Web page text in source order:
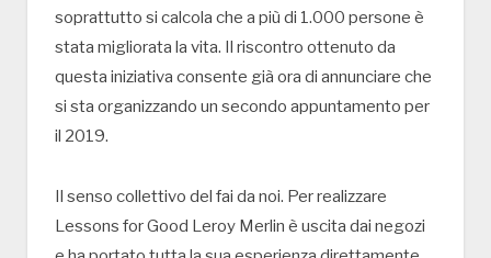
soprattutto si calcola che a più di 1.000 persone è
stata migliorata la vita. Il riscontro ottenuto da
questa iniziativa consente già ora di annunciare che
si sta organizzando un secondo appuntamento per
il 2019.
Il senso collettivo del fai da noi. Per realizzare
Lessons for Good Leroy Merlin è uscita dai negozi